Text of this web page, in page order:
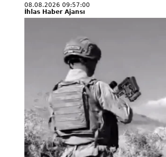
08.08.2026 09:57:00
İhlas Haber Ajansı